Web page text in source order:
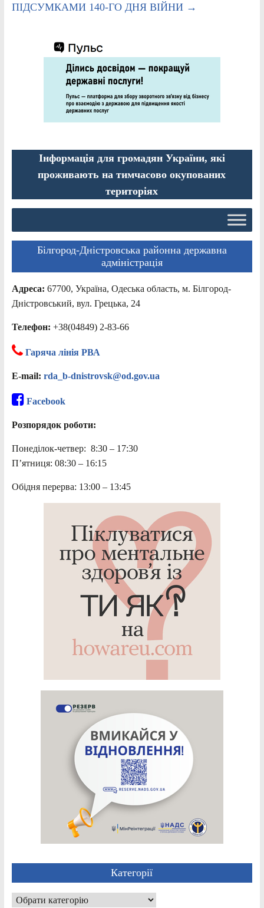
ПІДСУМКАМИ 140-ГО ДНЯ ВІЙНИ →
Інформація для громадян України, які
проживають на тимчасово окупованих
територіях
Білгород-Дністровська районна державна
адміністрація
Адреса: 67700, Україна, Одеська область, м. Білгород-
Дністровський, вул. Грецька, 24
Телефон: +38(04849) 2-83-66
Гаряча лінія РВА
E-mail: rda_b-dnistrovsk@od.gov.ua
Facebook
Розпорядок роботи:
Понеділок-четвер: 8:30 – 17:30
П’ятниця: 08:30 – 16:15
Обідня перерва: 13:00 – 13:45
Категорії
Категорії